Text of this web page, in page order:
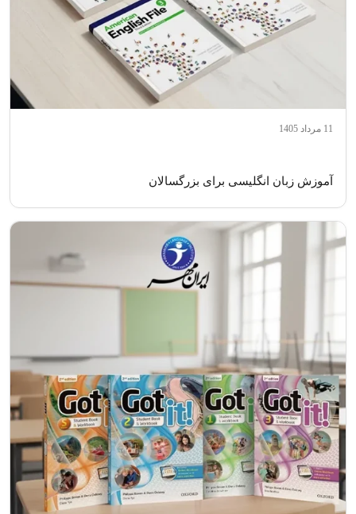
11 مرداد 1405
آموزش زبان انگلیسی برای بزرگسالان